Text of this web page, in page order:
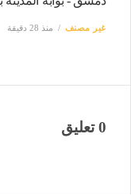
غير مصنف منذ 28 دقيقة
0 تعليق